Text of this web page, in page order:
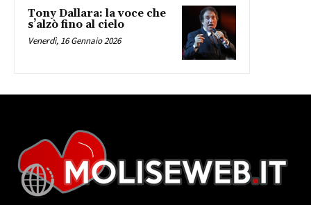
Tony Dallara: la voce che
s’alzò fino al cielo
Venerdì, 16 Gennaio 2026